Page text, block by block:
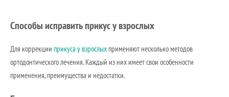
Способы исправить прикус у взрослых
Для коррекции прикуса у взрослых применяют несколько методов
ортодонтического лечения. Каждый из них имеет свои особенности
применения, преимущества и недостатки.